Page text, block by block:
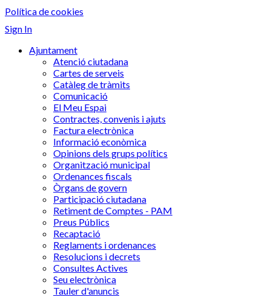
Política de cookies
Sign In
Ajuntament
Atenció ciutadana
Cartes de serveis
Catàleg de tràmits
Comunicació
El Meu Espai
Contractes, convenis i ajuts
Factura electrònica
Informació econòmica
Opinions dels grups polítics
Organització municipal
Ordenances fiscals
Òrgans de govern
Participació ciutadana
Retiment de Comptes - PAM
Preus Públics
Recaptació
Reglaments i ordenances
Resolucions i decrets
Consultes Actives
Seu electrònica
Tauler d'anuncis